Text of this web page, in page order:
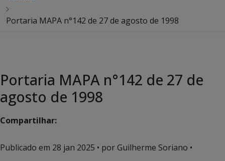
Portaria MAPA n°142 de 27 de agosto de 1998
Portaria MAPA n°142 de 27 de
agosto de 1998
Compartilhar:
Publicado em 28 jan 2025 • por Guilherme Soriano •